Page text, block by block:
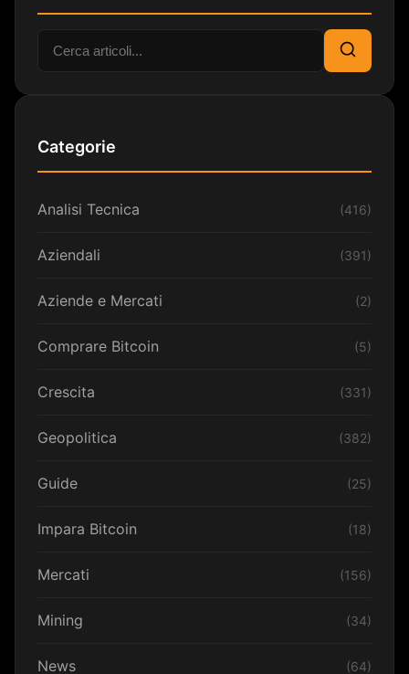
Cerca:
Cerca
Categorie
Analisi Tecnica (416)
Aziendali (391)
Aziende e Mercati (2)
Comprare Bitcoin (5)
Crescita (331)
Geopolitica (382)
Guide (25)
Impara Bitcoin (18)
Mercati (156)
Mining (34)
News (64)